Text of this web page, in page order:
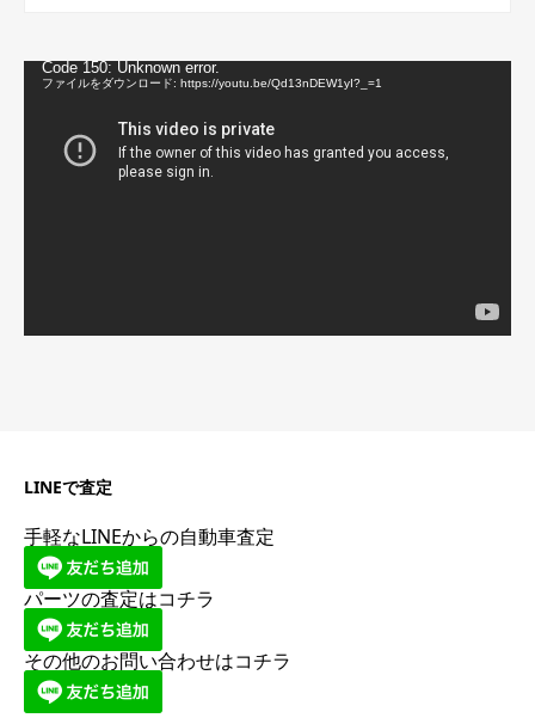
動Code 150: Unknown error.
ファイルをダウンロード: https://youtu.be/Qd13nDEW1yI?_=1
LINEで査定
手軽なLINEからの自動車査定
パーツの査定はコチラ
その他のお問い合わせはコチラ